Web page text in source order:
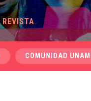
REVISTA
COMUNIDAD UNAM